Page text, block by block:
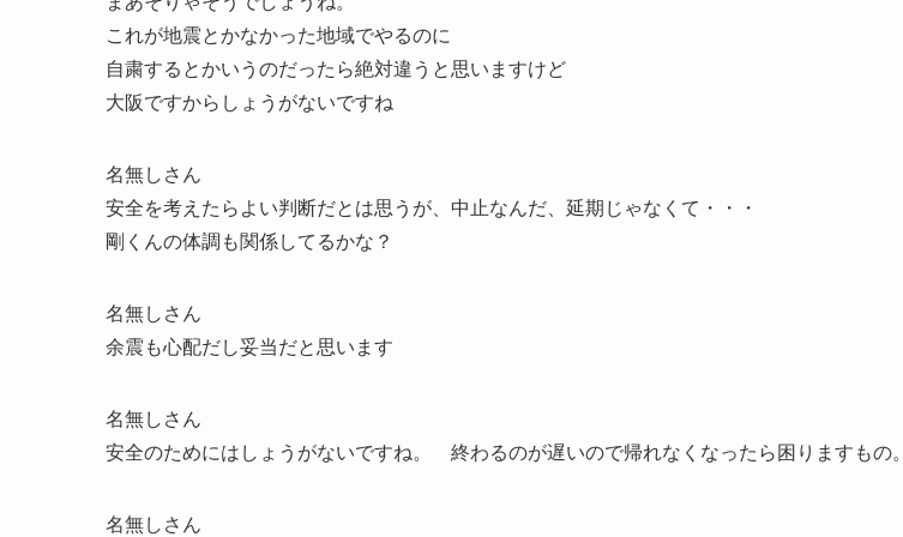
これが地震とかなかった地域でやるのに
自粛するとかいうのだったら絶対違うと思いますけど
大阪ですからしょうがないですね
名無しさん
安全を考えたらよい判断だとは思うが、中止なんだ、延期じゃなくて・・・
剛くんの体調も関係してるかな？
名無しさん
余震も心配だし妥当だと思います
名無しさん
安全のためにはしょうがないですね。 終わるのが遅いので帰れなくなったら困りますもの。
名無しさん